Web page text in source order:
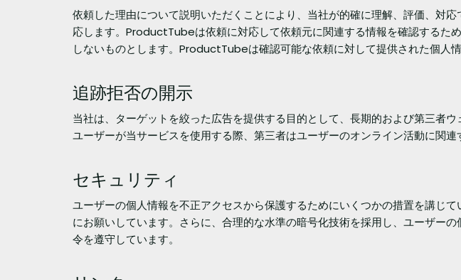
依頼した理由について説明いただくことにより、当社が的確に理解、評価、対
応します。ProductTubeは依頼に対応して依頼元に関連する情報を確認する
しないものとします。ProductTubeは確認可能な依頼に対して提供された個人
追跡拒否の開示
当社は、ターゲットを絞った広告を提供する目的として、長期的および第三者
ユーザーが当サービスを使用する際、第三者はユーザーのオンライン活動に関
セキュリティ
ユーザーの個人情報を不正アクセスから保護するためにいくつかの措置を講じ
にお願いしています。さらに、合理的な水準の暗号化技術を採用し、ユーザー
令を遵守しています。